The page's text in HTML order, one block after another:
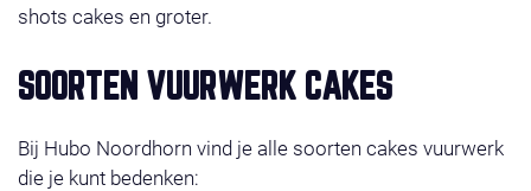
shots cakes en groter.
SOORTEN VUURWERK CAKES
Bij Hubo Noordhorn vind je alle soorten cakes vuurwerk
die je kunt bedenken: